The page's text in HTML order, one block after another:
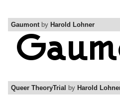
Gaumontby Harold Lohner
Queer TheoryTrial by Harold